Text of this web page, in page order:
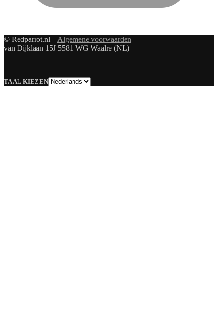
© Redparrot.nl – Algemene voorwaarden
van Dijklaan 15J 5581 WG Waalre (NL)
TAAL KIEZENTaal